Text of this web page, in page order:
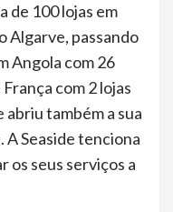
de 100 lojas em
Algarve, passando
Angola com 26
com 2 lojas
também a sua
A Seaside tenciona
os seus serviços a